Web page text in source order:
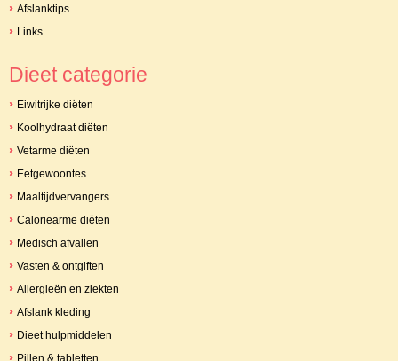
Afslanktips
Links
Dieet categorie
Eiwitrijke diëten
Koolhydraat diëten
Vetarme diëten
Eetgewoontes
Maaltijdvervangers
Caloriearme diëten
Medisch afvallen
Vasten & ontgiften
Allergieën en ziekten
Afslank kleding
Dieet hulpmiddelen
Pillen & tabletten